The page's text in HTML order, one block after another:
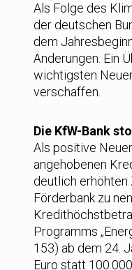
Als Folge des
der deutschen
dem
Änderungen. Ein
wichtigsten
verschaffen.
Die KfW-Bank
Als positive
angehobenen
deutlich erhöhten
Förderbank zu
Programms
153) ab dem 24.
Euro statt